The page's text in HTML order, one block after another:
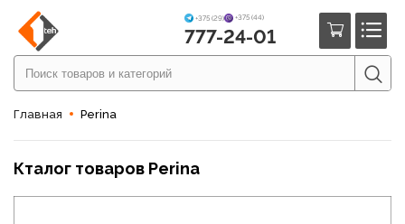
+375 (29) +375 (44)
777-24-01
Главная Perina
Кталог товаров Perina